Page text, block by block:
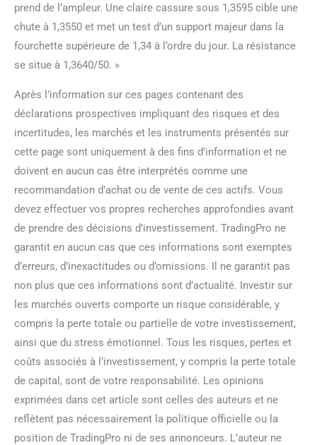
prend de l’ampleur. Une claire cassure sous 1,3595 cible une
chute à 1,3550 et met un test d’un support majeur dans la
fourchette supérieure de 1,34 à l’ordre du jour. La résistance
se situe à 1,3640/50. »
Après l’information sur ces pages contenant des
déclarations prospectives impliquant des risques et des
incertitudes, les marchés et les instruments présentés sur
cette page sont uniquement à des fins d’information et ne
doivent en aucun cas être interprétés comme une
recommandation d’achat ou de vente de ces actifs. Vous
devez effectuer vos propres recherches approfondies avant
de prendre des décisions d’investissement. TradingPro ne
garantit en aucun cas que ces informations sont exemptes
d’erreurs, d’inexactitudes ou d’omissions. Il ne garantit pas
non plus que ces informations sont d’actualité. Investir sur
les marchés ouverts comporte un risque considérable, y
compris la perte totale ou partielle de votre investissement,
ainsi que du stress émotionnel. Tous les risques, pertes et
coûts associés à l’investissement, y compris la perte totale
de capital, sont de votre responsabilité. Les opinions
exprimées dans cet article sont celles des auteurs et ne
reflètent pas nécessairement la politique officielle ou la
position de TradingPro ni de ses annonceurs. L’auteur ne